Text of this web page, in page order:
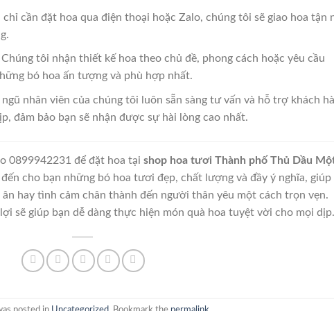
chỉ cần đặt hoa qua điện thoại hoặc Zalo, chúng tôi sẽ giao hoa tận
Chúng tôi nhận thiết kế hoa theo chủ đề, phong cách hoặc yêu cầu
bó hoa ấn tượng và phù hợp nhất.
nhân viên của chúng tôi luôn sẵn sàng tư vấn và hỗ trợ khách
đảm bảo bạn sẽ nhận được sự hài lòng cao nhất.
0899942231 để đặt hoa tại shop hoa tươi Thành phố Thủ Dầu
cho bạn những bó hoa tươi đẹp, chất lượng và đầy ý nghĩa, giúp
hay tình cảm chân thành đến người thân yêu một cách trọn vẹn.
sẽ giúp bạn dễ dàng thực hiện món quà hoa tuyệt vời cho mọi dịp.